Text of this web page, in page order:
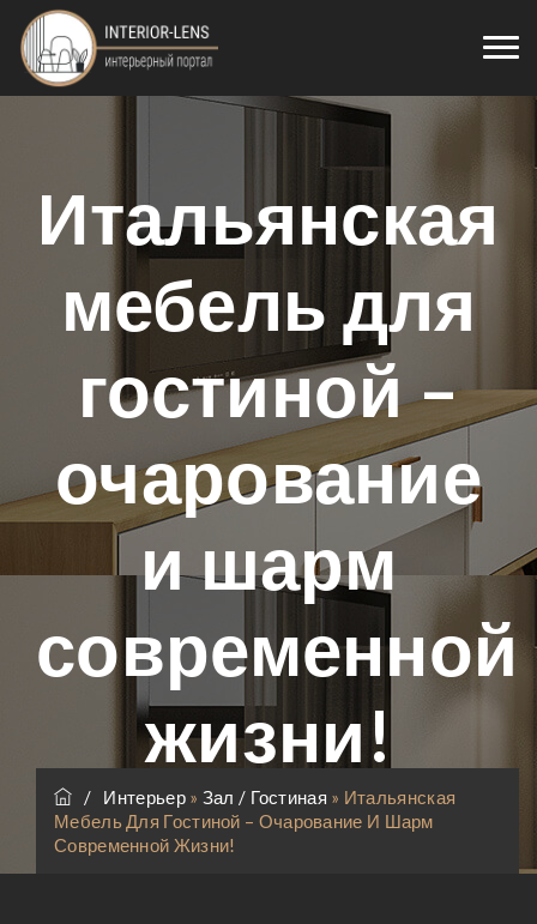
Итальянская
мебель для
гостиной –
очарование
и шарм
современной
жизни!
/ Интерьер » Зал / Гостиная » Итальянская
Мебель Для Гостиной – Очарование И Шарм
Современной Жизни!